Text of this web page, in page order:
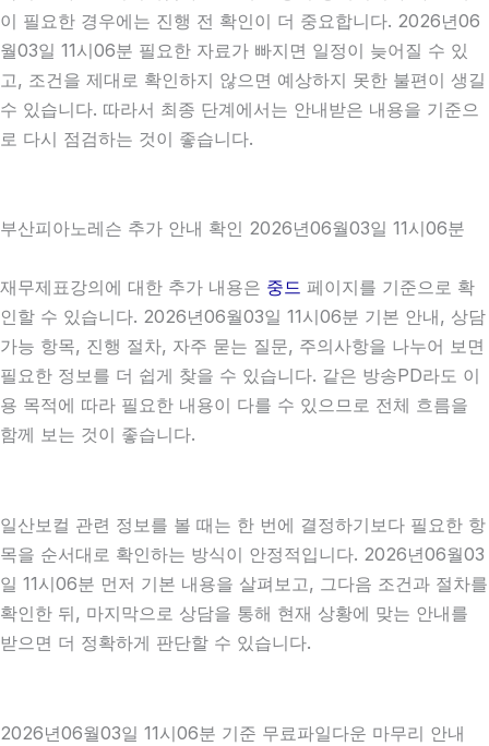
이 필요한 경우에는 진행 전 확인이 더 중요합니다. 2026년06
월03일 11시06분 필요한 자료가 빠지면 일정이 늦어질 수 있
고, 조건을 제대로 확인하지 않으면 예상하지 못한 불편이 생길
수 있습니다. 따라서 최종 단계에서는 안내받은 내용을 기준으
로 다시 점검하는 것이 좋습니다.
부산피아노레슨 추가 안내 확인 2026년06월03일 11시06분
재무제표강의에 대한 추가 내용은 중드 페이지를 기준으로 확
인할 수 있습니다. 2026년06월03일 11시06분 기본 안내, 상담
가능 항목, 진행 절차, 자주 묻는 질문, 주의사항을 나누어 보면
필요한 정보를 더 쉽게 찾을 수 있습니다. 같은 방송PD라도 이
용 목적에 따라 필요한 내용이 다를 수 있으므로 전체 흐름을
함께 보는 것이 좋습니다.
일산보컬 관련 정보를 볼 때는 한 번에 결정하기보다 필요한 항
목을 순서대로 확인하는 방식이 안정적입니다. 2026년06월03
일 11시06분 먼저 기본 내용을 살펴보고, 그다음 조건과 절차를
확인한 뒤, 마지막으로 상담을 통해 현재 상황에 맞는 안내를
받으면 더 정확하게 판단할 수 있습니다.
2026년06월03일 11시06분 기준 무료파일다운 마무리 안내